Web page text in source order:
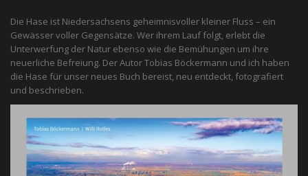
Die Hase ist Niedersachsens geheimnisvoller kleiner Fluss – ein
Gewässer voller Gegensätze. Wer ihrem Lauf folgt, erlebt die
Unterwerfung der Natur ebenso wie die Bemühungen um ihre
neuerliche Befreiung. Der Autor Tobias Böckermann und ich haben
die Hase für unser neues Buch bereist, neu entdeckt, fotografiert
und beschrieben.